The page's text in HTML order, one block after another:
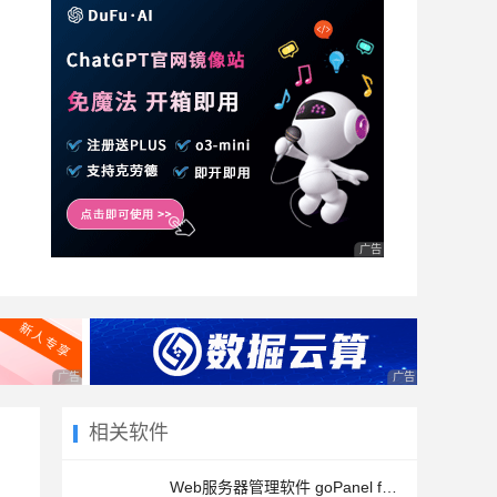
广告 商业广告，理性选择
广告 商业广告，理性选择 广告 商业广告，理
相关软件